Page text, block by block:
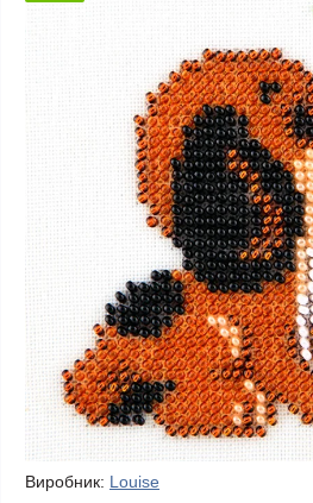
Виробник: Louise